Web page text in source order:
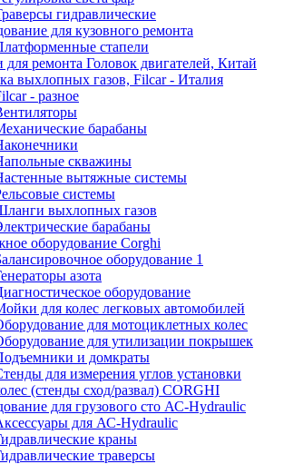
гидравлические
для кузовного ремонта
стапели
для ремонта Головок двигателей, Китай
выхлопных газов, Filcar - Италия
- разное
барабаны
скважины
вытяжные системы
системы
выхлопных газов
барабаны
оборудование Corghi
оборудование 1
азота
оборудование
для колес легковых автомобилей
для мотоциклетных колес
для утилизации покрышек
и домкраты
для измерения углов установки
(стенды сход/развал) CORGHI
для грузового сто АС-Hydraulic
для АС-Hydraulic
краны
траверсы